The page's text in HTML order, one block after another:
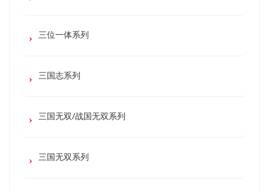
三位一体系列
三国志系列
三国无双/战国无双系列
三国无双系列